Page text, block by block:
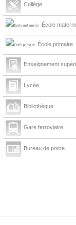
Collège
École
École primaire
Enseignement
Lycée
Bibliothèque
Gare ferroviaire
Bureau de poste